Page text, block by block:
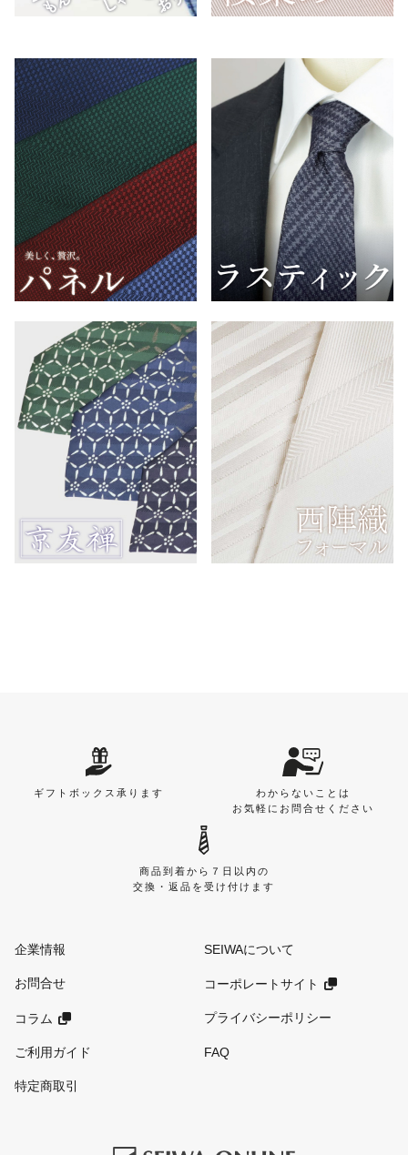
ギフトボックス承ります
わからないことは
お気軽にお問合せください
商品到着から７日以内の
交換・返品を受け付けます
企業情報 SEIWAについて
お問合せ コーポレートサイト
コラム プライバシーポリシー
ご利用ガイド FAQ
特定商取引